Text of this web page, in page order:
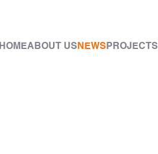
HOMEABOUT US NEWS PROJECTS